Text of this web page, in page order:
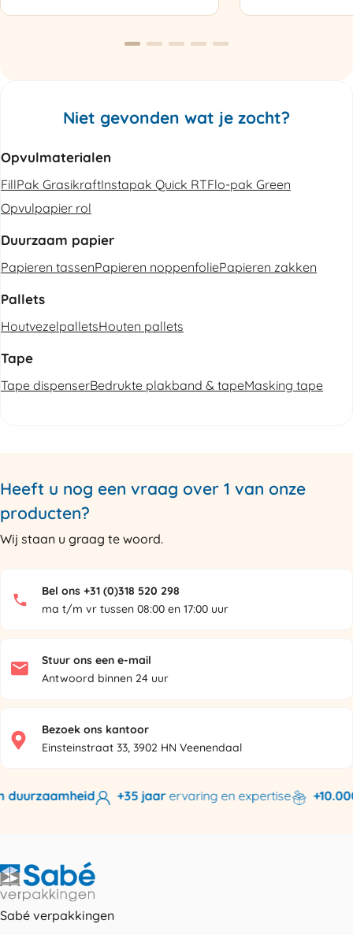
Refurbished
aantal
Niet gevonden wat je zocht?
Opvulmaterialen
FillPak GrasikraftInstapak Quick RTFlo-pak Green
Opvulpapier rol
Duurzaam papier
Papieren tassenPapieren noppenfoliePapieren zakken
Pallets
HoutvezelpalletsHouten pallets
Tape
Tape dispenserBedrukte plakband & tapeMasking tape
Heeft u nog een vraag over 1 van onze
producten?
Wij staan u graag te woord.
Bel ons +31 (0)318 520 298
ma t/m vr tussen 08:00 en 17:00 uur
Stuur ons een e-mail
Antwoord binnen 24 uur
Bezoek ons kantoor
Einsteinstraat 33, 3902 HN Veenendaal
+35 jaarervaring en expertise +10.000
Sabé verpakkingen